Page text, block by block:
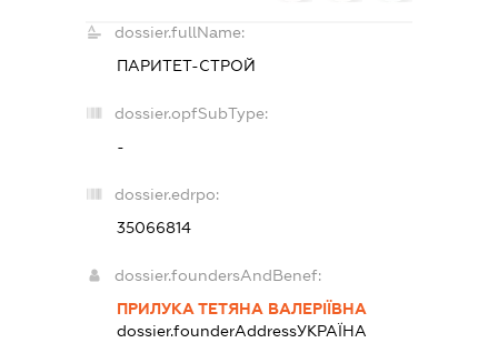
dossier.fullName:
ПАРИТЕТ-СТРОЙ
dossier.opfSubType:
-
dossier.edrpo:
35066814
dossier.foundersAndBenef:
ПРИЛУКА ТЕТЯНА ВАЛЕРІЇВНА
dossier.founderAddressУКРАЇНА